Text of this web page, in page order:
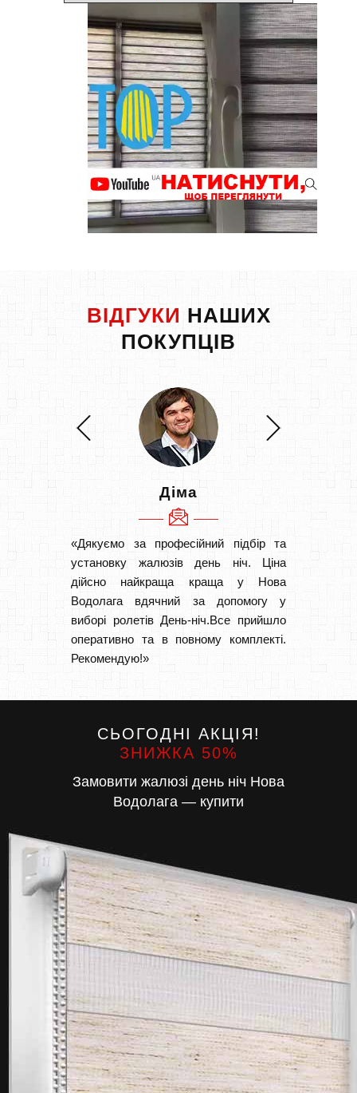
ВІДГУКИ НАШИХ
ПОКУПЦІВ
Діма
«Дякуємо за професійний підбір та
установку жалюзів день ніч. Ціна
дійсно найкраща краща у Нова
Водолага вдячний за допомогу у
виборі ролетів День-ніч.Все прийшло
оперативно та в повному комплекті.
Рекомендую!»
СЬОГОДНІ АКЦІЯ!
ЗНИЖКА 50%
Замовити жалюзі день ніч Нова
Водолага — купити